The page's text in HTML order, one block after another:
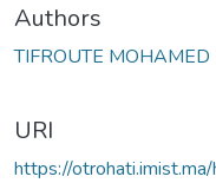
Authors
TIFROUTE MOHAMED
URI
https://